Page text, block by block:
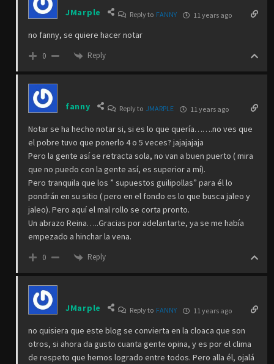
JMarple Reply to FANNY 11 years ago
no fanny, se quiere hacer notar
0 Reply
fanny Reply to JMARPLE 11 years ago
Notar se ha hecho notar si, si es lo que quería…….no ves que
el pobre tuvo que ponerlo 4 o 5 veces? jajajajaja
Pero la gente así se retracta sola, no van a buen puerto ( mira
que no puedo con la gente así, es superior a mí).
Pero tranquila que los ” supuestos guilipollas” para él lo
pondrán en su sitio ( pero en el fondo es lo que busca jaleo y
jaleo). Pero aquí el mal rollo se corta pronto.
Un abrazo Reina…..Gracias por adelantarte, ya se me había
empezado a hinchar la vena.
0 Reply
JMarple Reply to FANNY 11 years ago
no quisiera que este blog se convierta en la cloaca que son
otros, si ahora da gusto cuanta gente opina, y es por el clima
de respeto que hemos logrado entre todos. Pero alla él, ojalá